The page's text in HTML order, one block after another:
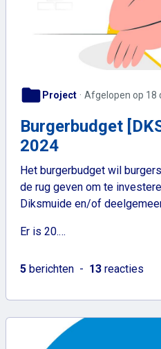
folder Project Afgelopen op 18
Burgerbudget
2024
Het burgerbudget wil
de rug geven om te
Diksmuide en/of
Er is 20.…
5 berichten 13 reacties